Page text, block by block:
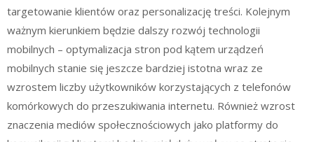
targetowanie klientów oraz personalizację treści. Kolejnym
ważnym kierunkiem będzie dalszy rozwój technologii
mobilnych – optymalizacja stron pod kątem urządzeń
mobilnych stanie się jeszcze bardziej istotna wraz ze
wzrostem liczby użytkowników korzystających z telefonów
komórkowych do przeszukiwania internetu. Również wzrost
znaczenia mediów społecznościowych jako platformy do